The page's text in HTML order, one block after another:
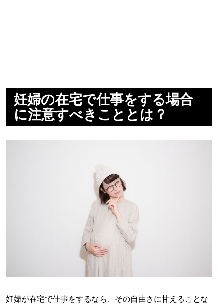
妊婦の在宅で仕事をする場合
に注意すべきこととは？
妊婦が在宅で仕事をするなら、その自由さに甘えることな